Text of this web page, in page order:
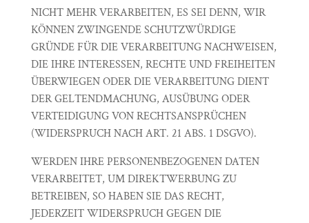
NICHT MEHR VERARBEITEN, ES SEI DENN, WIR
KÖNNEN ZWINGENDE SCHUTZWÜRDIGE
GRÜNDE FÜR DIE VERARBEITUNG NACHWEISEN,
DIE IHRE INTERESSEN, RECHTE UND FREIHEITEN
ÜBERWIEGEN ODER DIE VERARBEITUNG DIENT
DER GELTENDMACHUNG, AUSÜBUNG ODER
VERTEIDIGUNG VON RECHTSANSPRÜCHEN
(WIDERSPRUCH NACH ART. 21 ABS. 1 DSGVO).
WERDEN IHRE PERSONENBEZOGENEN DATEN
VERARBEITET, UM DIREKTWERBUNG ZU
BETREIBEN, SO HABEN SIE DAS RECHT,
JEDERZEIT WIDERSPRUCH GEGEN DIE